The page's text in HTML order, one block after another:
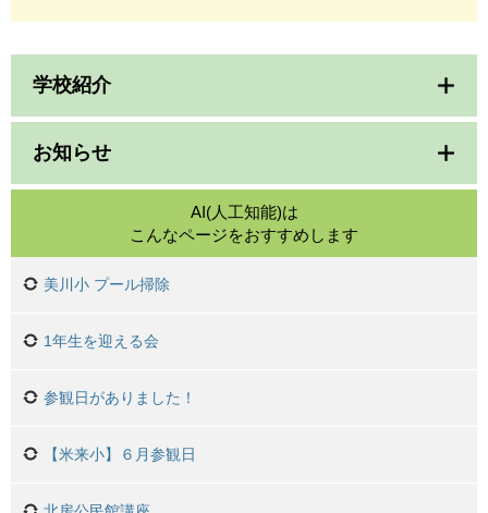
学校紹介
お知らせ
AI(人工知能)は
こんなページをおすすめします
美川小 プール掃除
1年生を迎える会
参観日がありました！
【米来小】６月参観日